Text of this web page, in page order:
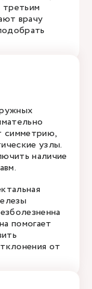
третьим
врачу
симметрию,
узлы.
наличие
помогает
от